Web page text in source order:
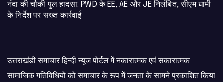
नंदा की चौकी पुल हादसा: PWD के EE, AE और JE निलंबित, सीएम धामी
के निर्देश पर सख्त कार्रवाई
उत्तराखंडी समाचार हिन्दी न्यूज पोर्टल में नकारात्मक एवं सकारात्मक
सामाजिक गतिविधियों को समाचार के रूप में जनता के सामने प्रकाशित किया